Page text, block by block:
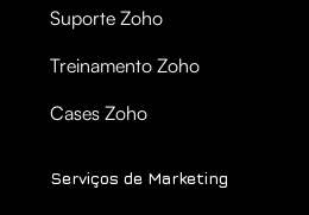
Suporte Zoho
Treinamento Zoho
Cases Zoho
Serviços de Marketing